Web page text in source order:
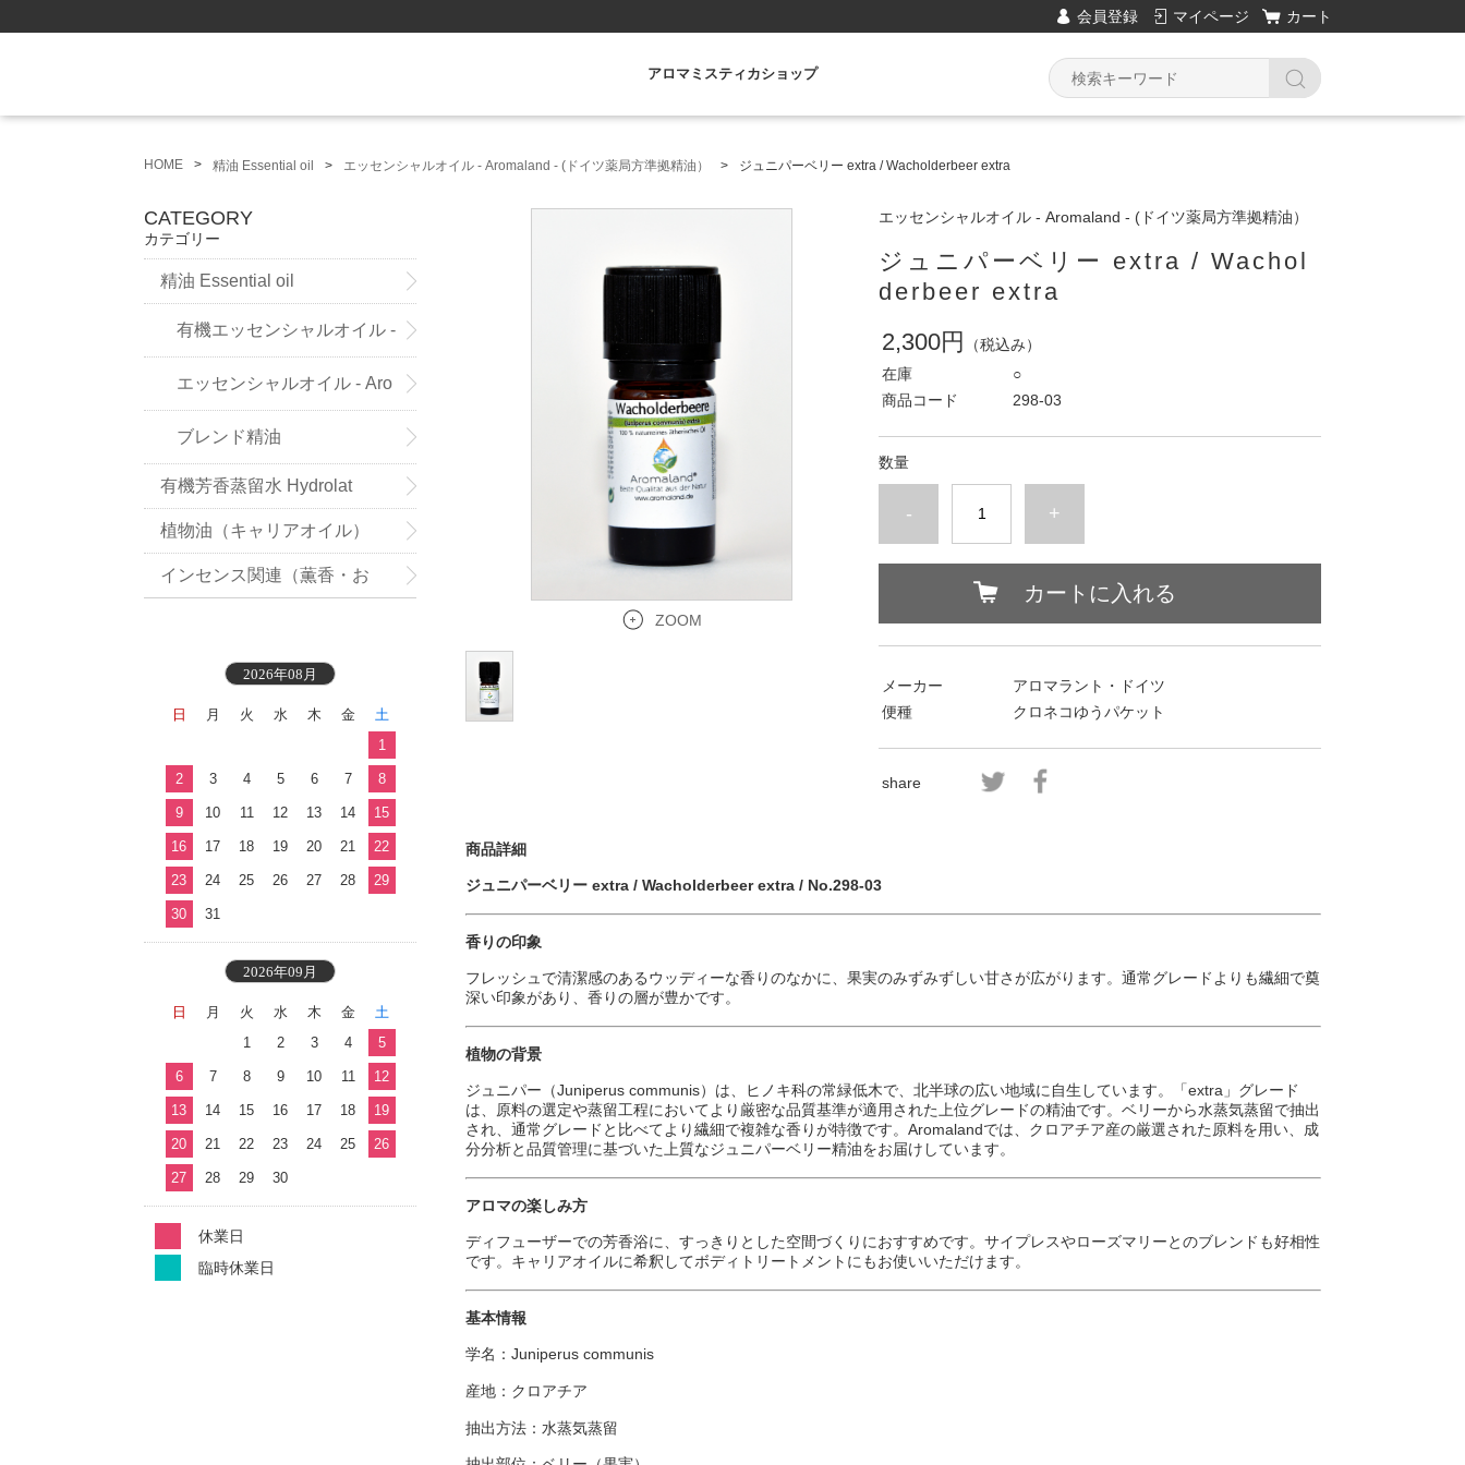
会員登録 マイページ カート
アロマミスティカショップ
HOME 精油 Essential oil エッセンシャルオイル - Aromaland - (ドイツ薬局方準拠精油） ジュニパーベリー extra / Wacholderbeer extra
ZOOM
エッセンシャルオイル - Aromaland - (ドイツ薬局方準拠精油）
ジュニパーベリー extra / Wachol
derbeer extra
2,300円
（税込み）
在庫
○
商品コード
298-03
数量
- +
カートに入れる
メーカー
アロマラント・ドイツ
便種
クロネコゆうパケット
share
商品詳細
ジュニパーベリー extra / Wacholderbeer extra / No.298-03
香りの印象
フレッシュで清潔感のあるウッディーな香りのなかに、果実のみずみずしい甘さが広がります。通常グレードよりも繊細で奠
深い印象があり、香りの層が豊かです。
植物の背景
ジュニパー（Juniperus communis）は、ヒノキ科の常緑低木で、北半球の広い地域に自生しています。「extra」グレード
は、原料の選定や蒸留工程においてより厳密な品質基準が適用された上位グレードの精油です。ベリーから水蒸気蒸留で抽出
され、通常グレードと比べてより繊細で複雑な香りが特徴です。Aromalandでは、クロアチア産の厳選された原料を用い、成
分分析と品質管理に基づいた上質なジュニパーベリー精油をお届けしています。
アロマの楽しみ方
ディフューザーでの芳香浴に、すっきりとした空間づくりにおすすめです。サイプレスやローズマリーとのブレンドも好相性
です。キャリアオイルに希釈してボディトリートメントにもお使いいただけます。
基本情報
学名：Juniperus communis
産地：クロアチア
抽出方法：水蒸気蒸留
CATEGORY
カテゴリー
精油 Essential oil
有機エッセンシャルオイル -
Sensoleo -
エッセンシャルオイル - Aro
maland - (ドイツ薬局方準拠精
油）
ブレンド精油
有機芳香蒸留水 Hydrolat
植物油（キャリアオイル）
インセンス関連（薫香・お
2026年08月
日 月 火 水 木 金
土
1
2 3 4 5 6 7 8
9 10 11 12 13 14 15
16 17 18 19 20 21 22
23 24 25 26 27 28 29
30 31
2026年09月
日 月 火 水 木 金
土
1
2 3 4 5
6 7 8 9 10 11 12
13 14 15 16 17 18 19
20 21 22 23 24 25 26
27 28 29 30
休業日
臨時休業日